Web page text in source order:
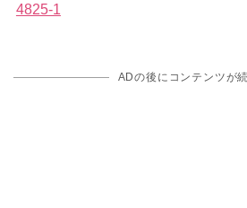
4825-1
ADの後にコンテンツが